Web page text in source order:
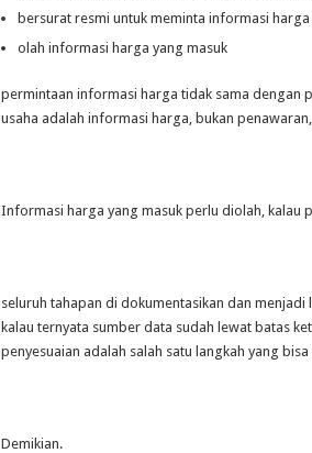
bersurat resmi untuk meminta informasi harga
olah informasi harga yang masuk
permintaan informasi harga tidak sama dengan
usaha adalah informasi harga, bukan
Informasi harga yang masuk perlu diolah, kalau
seluruh tahapan di dokumentasikan dan menjadi
kalau ternyata sumber data sudah lewat batas
penyesuaian adalah salah satu langkah yang
Demikian.